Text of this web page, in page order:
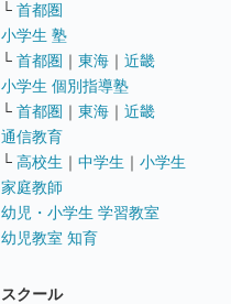
└ 首都圏
小学生 塾
└ 首都圏 ｜ 東海 ｜ 近畿
小学生 個別指導塾
└ 首都圏 ｜ 東海 ｜ 近畿
通信教育
└ 高校生 ｜ 中学生 ｜ 小学生
家庭教師
幼児・小学生 学習教室
幼児教室 知育
スクール